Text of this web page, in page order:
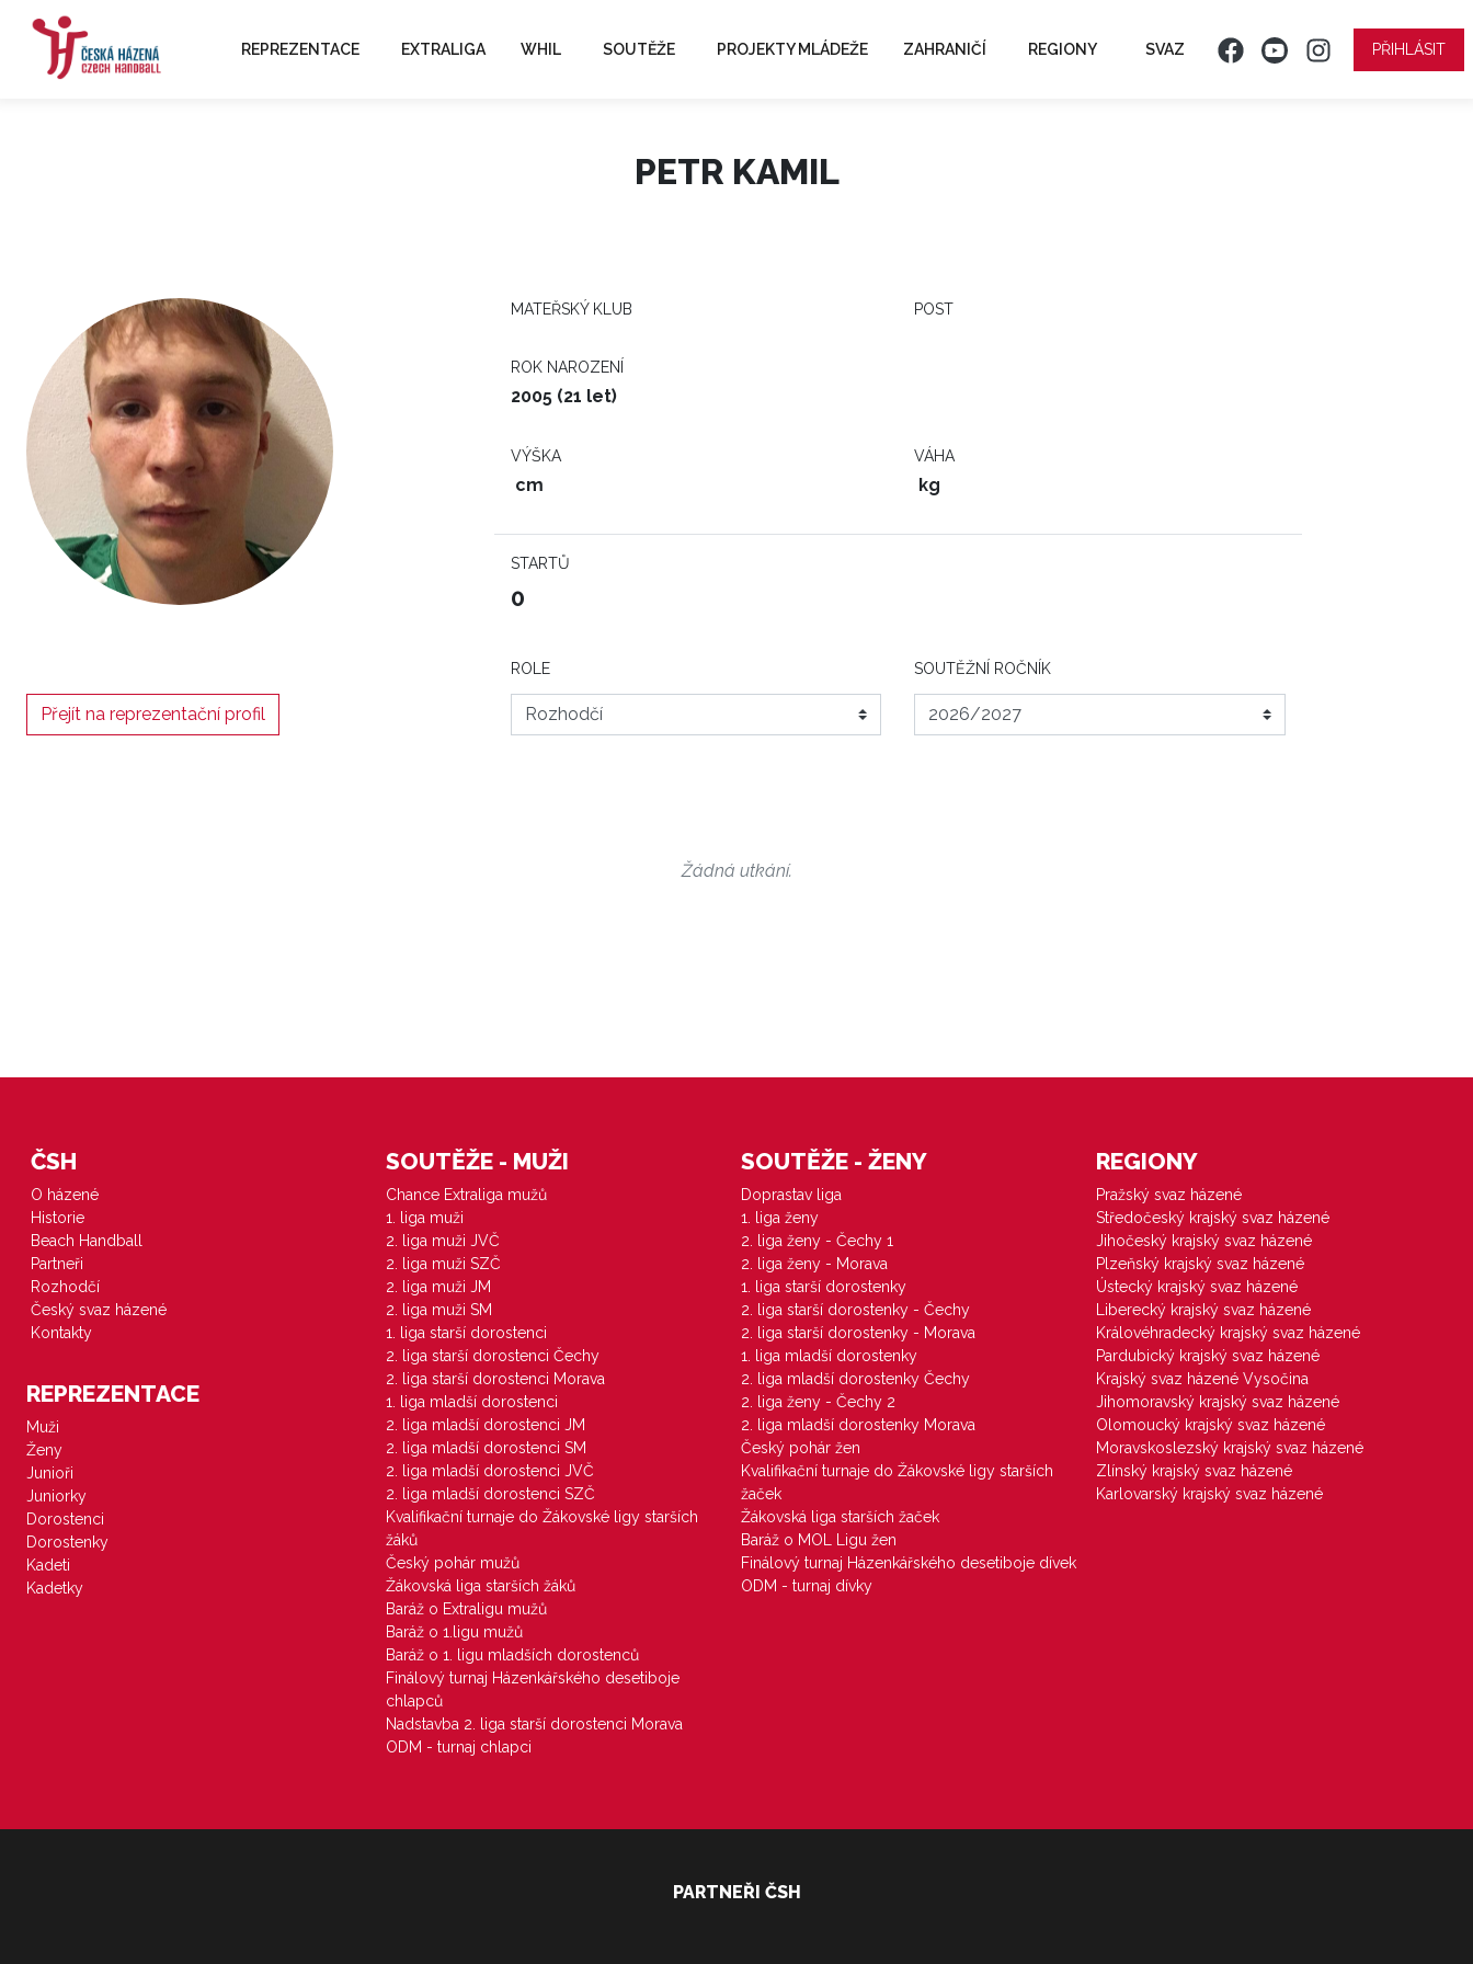
REPREZENTACE EXTRALIGA WHIL SOUTĚŽE PROJEKTY MLÁDEŽE ZAHRANIČÍ REGIONY SVAZ PŘIHLÁSIT
PETR KAMIL
MATEŘSKÝ KLUB POST
ROK NAROZENÍ
2005 (21 let)
VÝŠKA
cm
VÁHA
kg
STARTŮ
0
Přejít na reprezentační profil
ROLE SOUTĚŽNÍ ROČNÍK
Žádná utkání.
ČSH
O házené
Historie
Beach Handball
Partneři
Rozhodčí
Český svaz házené
Kontakty
REPREZENTACE
Muži
Ženy
Junioři
Juniorky
Dorostenci
Dorostenky
Kadeti
Kadetky
SOUTĚŽE - MUŽI
Chance Extraliga mužů
1. liga muži
2. liga muži JVČ
2. liga muži SZČ
2. liga muži JM
2. liga muži SM
1. liga starší dorostenci
2. liga starší dorostenci Čechy
2. liga starší dorostenci Morava
1. liga mladší dorostenci
2. liga mladší dorostenci JM
2. liga mladší dorostenci SM
2. liga mladší dorostenci JVČ
2. liga mladší dorostenci SZČ
Kvalifikační turnaje do Žákovské ligy starších
žáků
Český pohár mužů
Žákovská liga starších žáků
Baráž o Extraligu mužů
Baráž o 1.ligu mužů
Baráž o 1. ligu mladších dorostenců
Finálový turnaj Házenkářského desetiboje
chlapců
Nadstavba 2. liga starší dorostenci Morava
ODM - turnaj chlapci
SOUTĚŽE - ŽENY
Doprastav liga
1. liga ženy
2. liga ženy - Čechy 1
2. liga ženy - Morava
1. liga starší dorostenky
2. liga starší dorostenky - Čechy
2. liga starší dorostenky - Morava
1. liga mladší dorostenky
2. liga mladší dorostenky Čechy
2. liga ženy - Čechy 2
2. liga mladší dorostenky Morava
Český pohár žen
Kvalifikační turnaje do Žákovské ligy starších
žaček
Žákovská liga starších žaček
Baráž o MOL Ligu žen
Finálový turnaj Házenkářského desetiboje dívek
ODM - turnaj dívky
REGIONY
Pražský svaz házené
Středočeský krajský svaz házené
Jihočeský krajský svaz házené
Plzeňský krajský svaz házené
Ústecký krajský svaz házené
Liberecký krajský svaz házené
Královéhradecký krajský svaz házené
Pardubický krajský svaz házené
Krajský svaz házené Vysočina
Jihomoravský krajský svaz házené
Olomoucký krajský svaz házené
Moravskoslezský krajský svaz házené
Zlínský krajský svaz házené
Karlovarský krajský svaz házené
PARTNEŘI ČSH